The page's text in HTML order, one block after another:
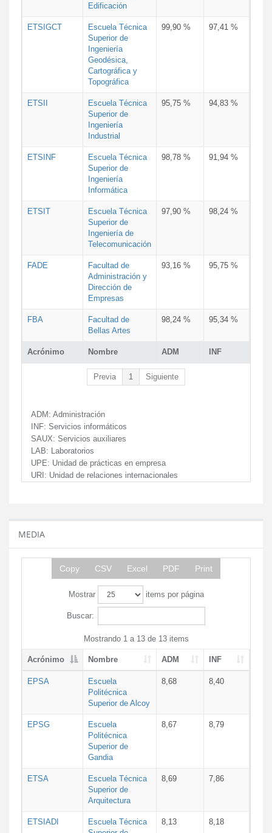
Acrónimo Nombre ADM INF
Edificación
ETSIGCT
Escuela Técnica
Superior de
Ingeniería
Geodésica,
Cartográfica y
Topográfica
99,90 % 97,41 %
ETSII
Escuela Técnica
Superior de
Ingeniería
Industrial
95,75 % 94,83 %
ETSINF
Escuela Técnica
Superior de
Ingeniería
Informática
98,78 % 91,94 %
ETSIT
Escuela Técnica
Superior de
Ingeniería de
Telecomunicación
97,90 % 98,24 %
FADE
Facultad de
Administración y
Dirección de
Empresas
93,16 % 95,75 %
FBA
Facultad de
Bellas Artes
98,24 % 95,34 %
Previa 1 Siguiente
ADM: Administración
INF: Servicios informáticos
SAUX: Servicios auxiliares
LAB: Laboratorios
UPE: Unidad de prácticas en empresa
URI: Unidad de relaciones internacionales
MEDIA
Copy CSV Excel PDF Print
Mostrar items por página
Buscar:
Mostrando 1 a 13 de 13 items
Acrónimo Nombre ADM INF
EPSA
Escuela
Politécnica
Superior de Alcoy
8,68 8,40
EPSG
Escuela
Politécnica
Superior de
Gandia
8,67 8,79
ETSA
Escuela Técnica
Superior de
Arquitectura
8,69 7,86
ETSIADI
Escuela Técnica
8,13 8,18